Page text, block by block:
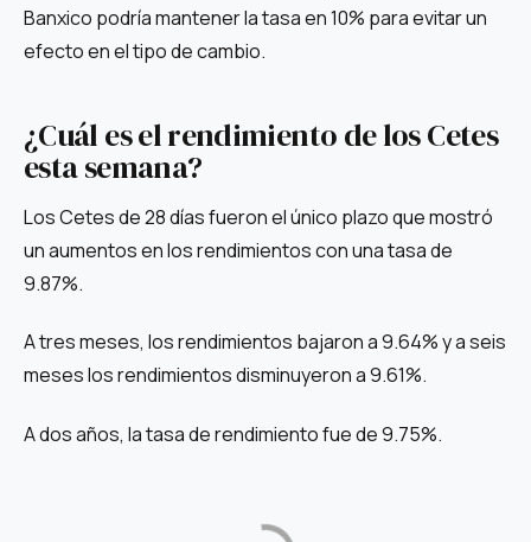
Banxico podría mantener la tasa en 10% para evitar un
efecto en el tipo de cambio.
¿Cuál es el rendimiento de los Cetes
esta semana?
Los Cetes de 28 días fueron el único plazo que mostró
un aumentos en los rendimientos con una tasa de
9.87%.
A tres meses, los rendimientos bajaron a 9.64% y a seis
meses los rendimientos disminuyeron a 9.61%.
A dos años, la tasa de rendimiento fue de 9.75%.